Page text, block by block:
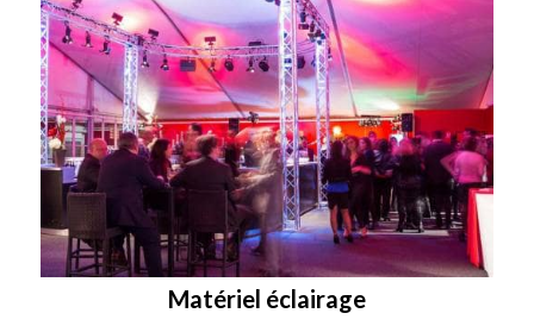
Matériel éclairage